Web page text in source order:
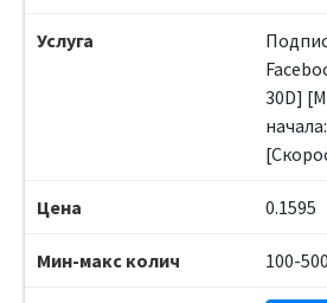
30D]
0.1595
100-